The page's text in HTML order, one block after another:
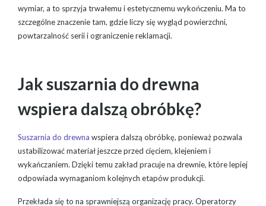
wymiar, a to sprzyja trwałemu i estetycznemu wykończeniu. Ma to
szczególne znaczenie tam, gdzie liczy się wygląd powierzchni,
powtarzalność serii i ograniczenie reklamacji.
Jak suszarnia do drewna
wspiera dalszą obróbkę?
Suszarnia do drewna wspiera dalszą obróbkę, ponieważ pozwala
ustabilizować materiał jeszcze przed cięciem, klejeniem i
wykańczaniem. Dzięki temu zakład pracuje na drewnie, które lepiej
odpowiada wymaganiom kolejnych etapów produkcji.
Przekłada się to na sprawniejszą organizację pracy. Operatorzy